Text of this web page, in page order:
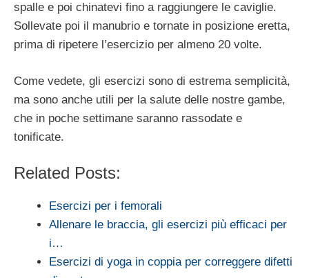
spalle e poi chinatevi fino a raggiungere le caviglie.
Sollevate poi il manubrio e tornate in posizione eretta,
prima di ripetere l’esercizio per almeno 20 volte.
Come vedete, gli esercizi sono di estrema semplicità,
ma sono anche utili per la salute delle nostre gambe,
che in poche settimane saranno rassodate e
tonificate.
Related Posts:
Esercizi per i femorali
Allenare le braccia, gli esercizi più efficaci per
i…
Esercizi di yoga in coppia per correggere difetti